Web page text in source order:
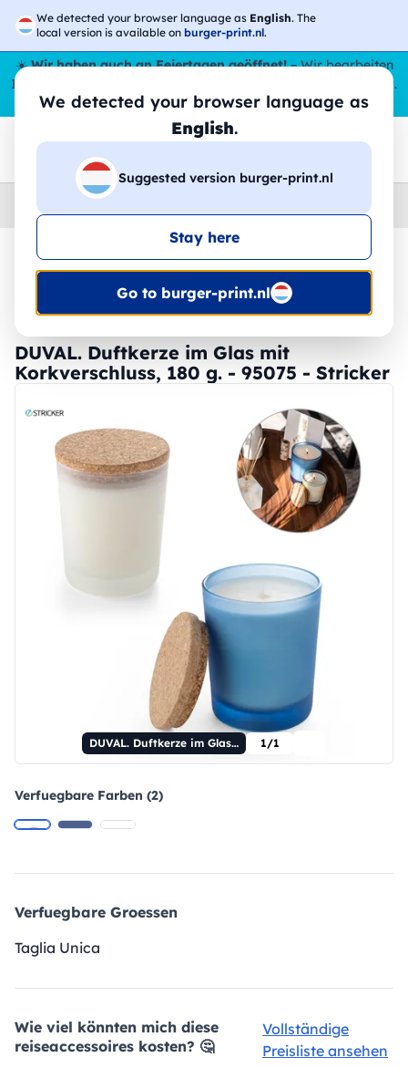
We detected your browser language as English. The
local version is available on burger-print.nl.
We detected your browser language as
English.
Suggested version burger-print.nl
Stay here
Go to burger-print.nl
☀️Wir haben auch an Feiertagen geöffnet!– Wir bearbeiten
Ihre Bestellungen den ganzen Sommer über,
sogar im August.
😎🌴
Home
🔥 -30 % DTF-Druck
DUVAL. Duftkerze im Glas mit
Korkverschluss, 180 g. - 95075 - Stricker
DUVAL. Duftkerze im Glas mit Korkverschluss, 180 g. 1/1
Verfuegbare Farben (2)
Verfuegbare Groessen
Taglia Unica
Wie viel könnten mich diese
reiseaccessoires kosten? 🤔
Vollständige
Preisliste ansehen